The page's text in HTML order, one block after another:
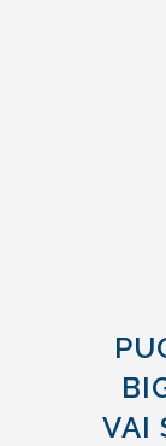
VAI